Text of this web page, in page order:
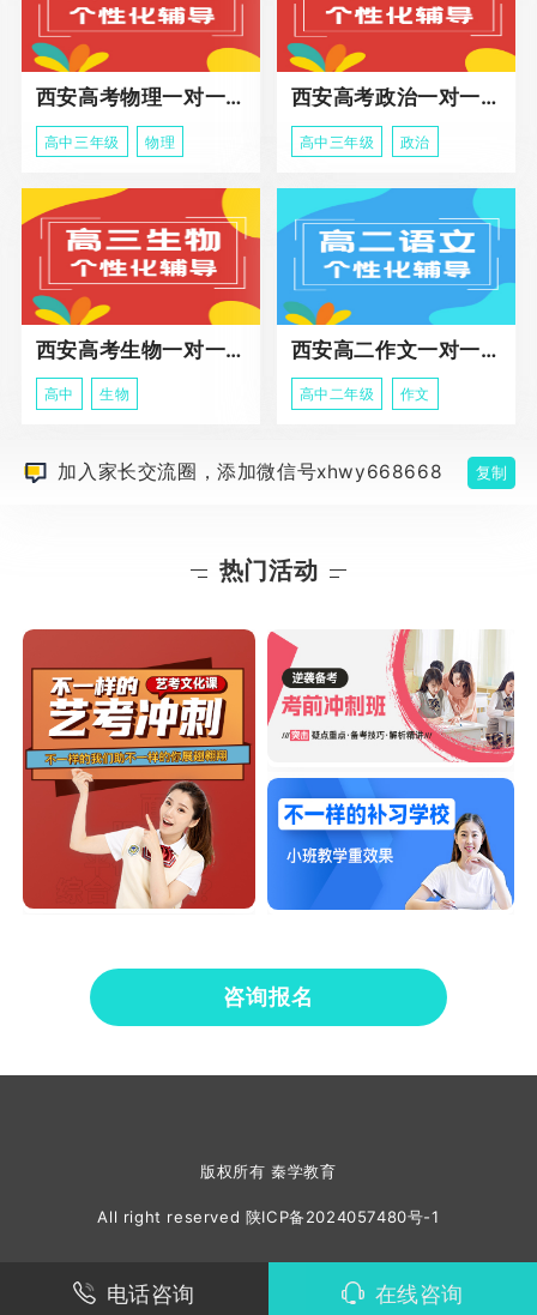
西安高考物理一对一辅导课程
高中三年级 物理
西安高考政治一对一辅导课程
高中三年级 政治
西安高考生物一对一辅导
高中 生物
西安高二作文一对一辅导课程
高中二年级 作文
加入家长交流圈，添加微信号xhwy668668 复制
热门活动
咨询报名
版权所有 秦学教育
All right reserved 陕ICP备2024057480号-1
电话咨询 在线咨询